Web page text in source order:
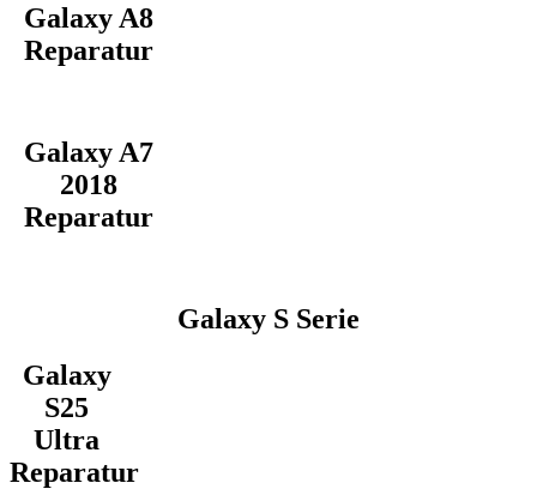
Galaxy A8
Reparatur
Galaxy A7
2018
Reparatur
Galaxy S Serie
Galaxy
S25
Ultra
Reparatur